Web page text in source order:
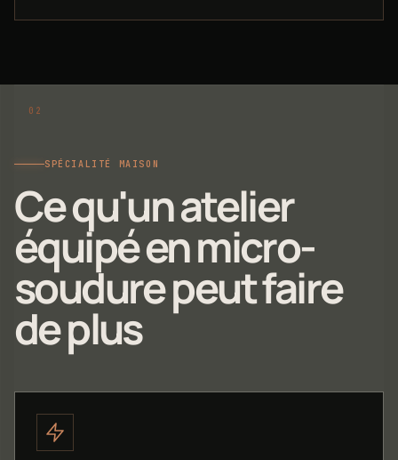
SPÉCIALITÉ MAISON
Ce qu'un atelier
équipé en micro-
soudure peut faire
de plus